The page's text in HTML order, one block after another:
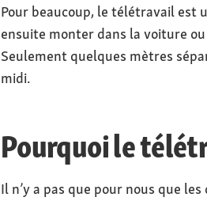
Pour beaucoup, le télétravail est
ensuite monter dans la voiture
Seulement quelques mètres
midi.
Pourquoi le
Il n’y a pas que pour nous que